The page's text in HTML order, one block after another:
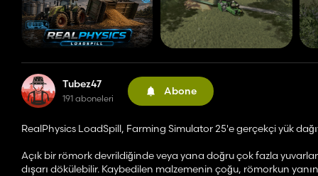
Tubez47
191 aboneleri
Abone
RealPhysics LoadSpill, Farming Simulator 25'e gerçekçi yük
Açık bir römork devrildiğinde veya yana doğru çok fazla
dışarı dökülebilir. Kaybedilen malzemenin çoğu, römorkun